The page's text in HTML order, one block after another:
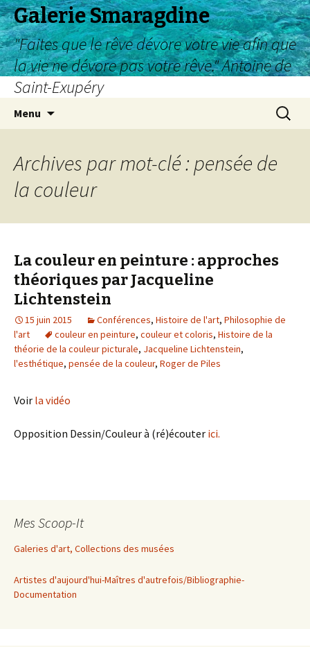
Galerie Smaragdine
"Faites que le rêve dévore votre vie afin que
la vie ne dévore pas votre rêve." Antoine de
Saint-Exupéry
Menu
Archives par mot-clé : pensée de
la couleur
La couleur en peinture : approches
théoriques par Jacqueline
Lichtenstein
15 juin 2015 Conférences, Histoire de l'art, Philosophie de
l'art
couleur en peinture, couleur et coloris, Histoire de la
théorie de la couleur picturale, Jacqueline Lichtenstein,
l'esthétique, pensée de la couleur, Roger de Piles
Voir la vidéo
Opposition Dessin/Couleur à (ré)écouter ici.
Mes Scoop-It
Galeries d'art, Collections des musées
Artistes d'aujourd'hui-Maîtres d'autrefois/Bibliographie-
Documentation